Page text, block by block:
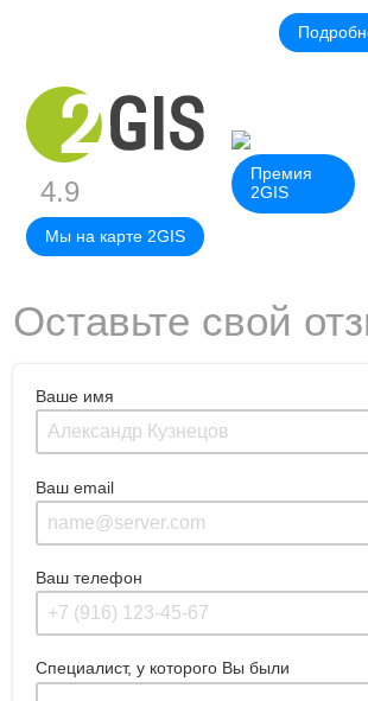
4.9
Мы на карте 2GIS
Премия
2GIS
Оставьте свой
Ваше имя
Ваш email
Ваш телефон
Специалист, у которого Вы были